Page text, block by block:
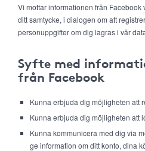
Vi mottar informationen från Facebook
ditt samtycke, i dialogen om att
personuppgifter om dig lagras i vår
Syfte med
från Facebook
Kunna erbjuda dig möjligheten att
Kunna erbjuda dig möjligheten att
Kunna kommunicera med dig via
ge information om ditt konto, dina